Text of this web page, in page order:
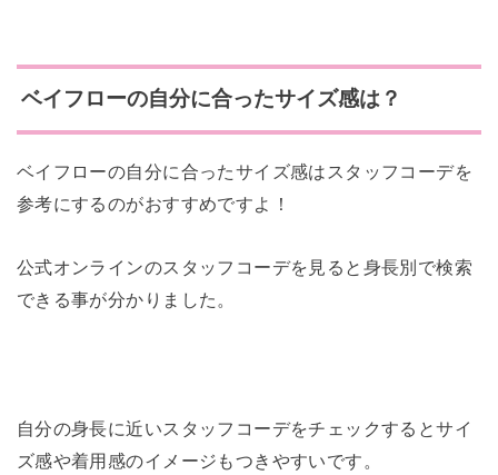
ベイフローの自分に合ったサイズ感は？
ベイフローの自分に合ったサイズ感はスタッフコーデを
参考にするのがおすすめですよ！
公式オンラインのスタッフコーデを見ると身長別で検索
できる事が分かりました。
自分の身長に近いスタッフコーデをチェックするとサイ
ズ感や着用感のイメージもつきやすいです。